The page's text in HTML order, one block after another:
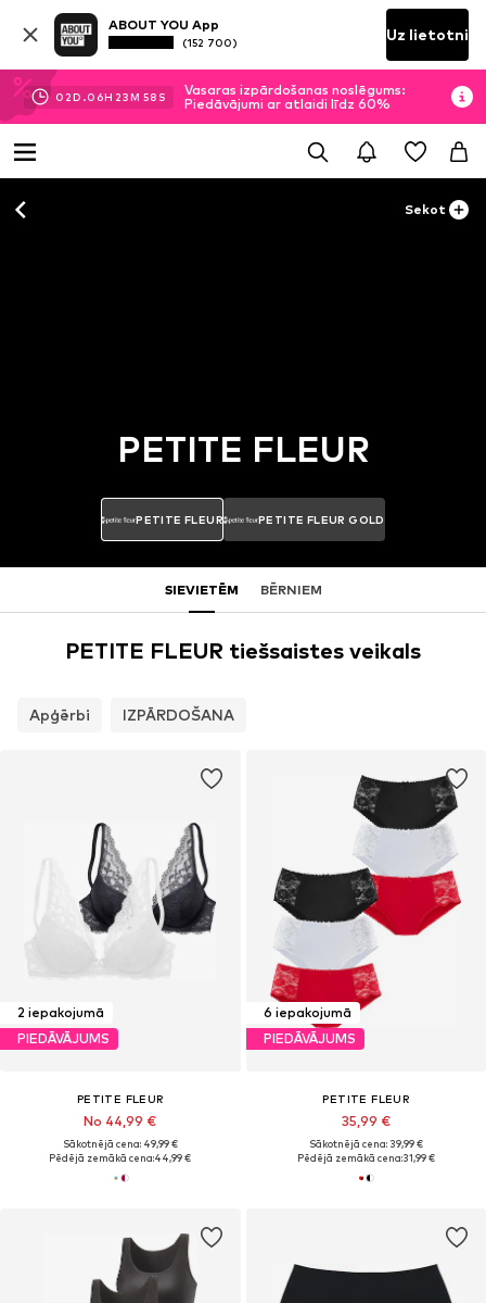
ABOUT YOU App
(152 700) Uz lietotni
02D.06H 23M 57 S
Vasaras izpārdošanas noslēgums:
Piedāvājumi ar atlaidi līdz 60%
Sekot
PETITE FLEUR
PETITE FLEUR PETITE FLEUR GOLD
SIEVIETĒM BĒRNIEM
PETITE FLEUR tiešsaistes veikals
Apģērbi IZPĀRDOŠANA
2 iepakojumā
PIEDĀVĀJUMS
PETITE FLEUR
No 44,99 €
Sākotnējā cena: 49,99 €
Pēdējā zemākā cena:44,99 €
6 iepakojumā
PIEDĀVĀJUMS
PETITE FLEUR
35,99 €
Sākotnējā cena: 39,99 €
Pēdējā zemākā cena:31,99 €